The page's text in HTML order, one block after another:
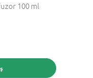
100 ml